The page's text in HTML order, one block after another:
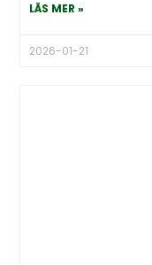
LÄS MER »
2026-01-21